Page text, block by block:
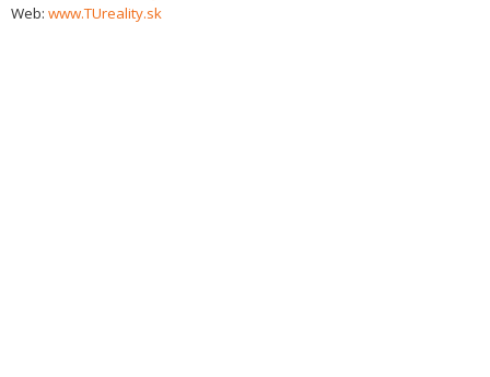
Web: www.TUreality.sk